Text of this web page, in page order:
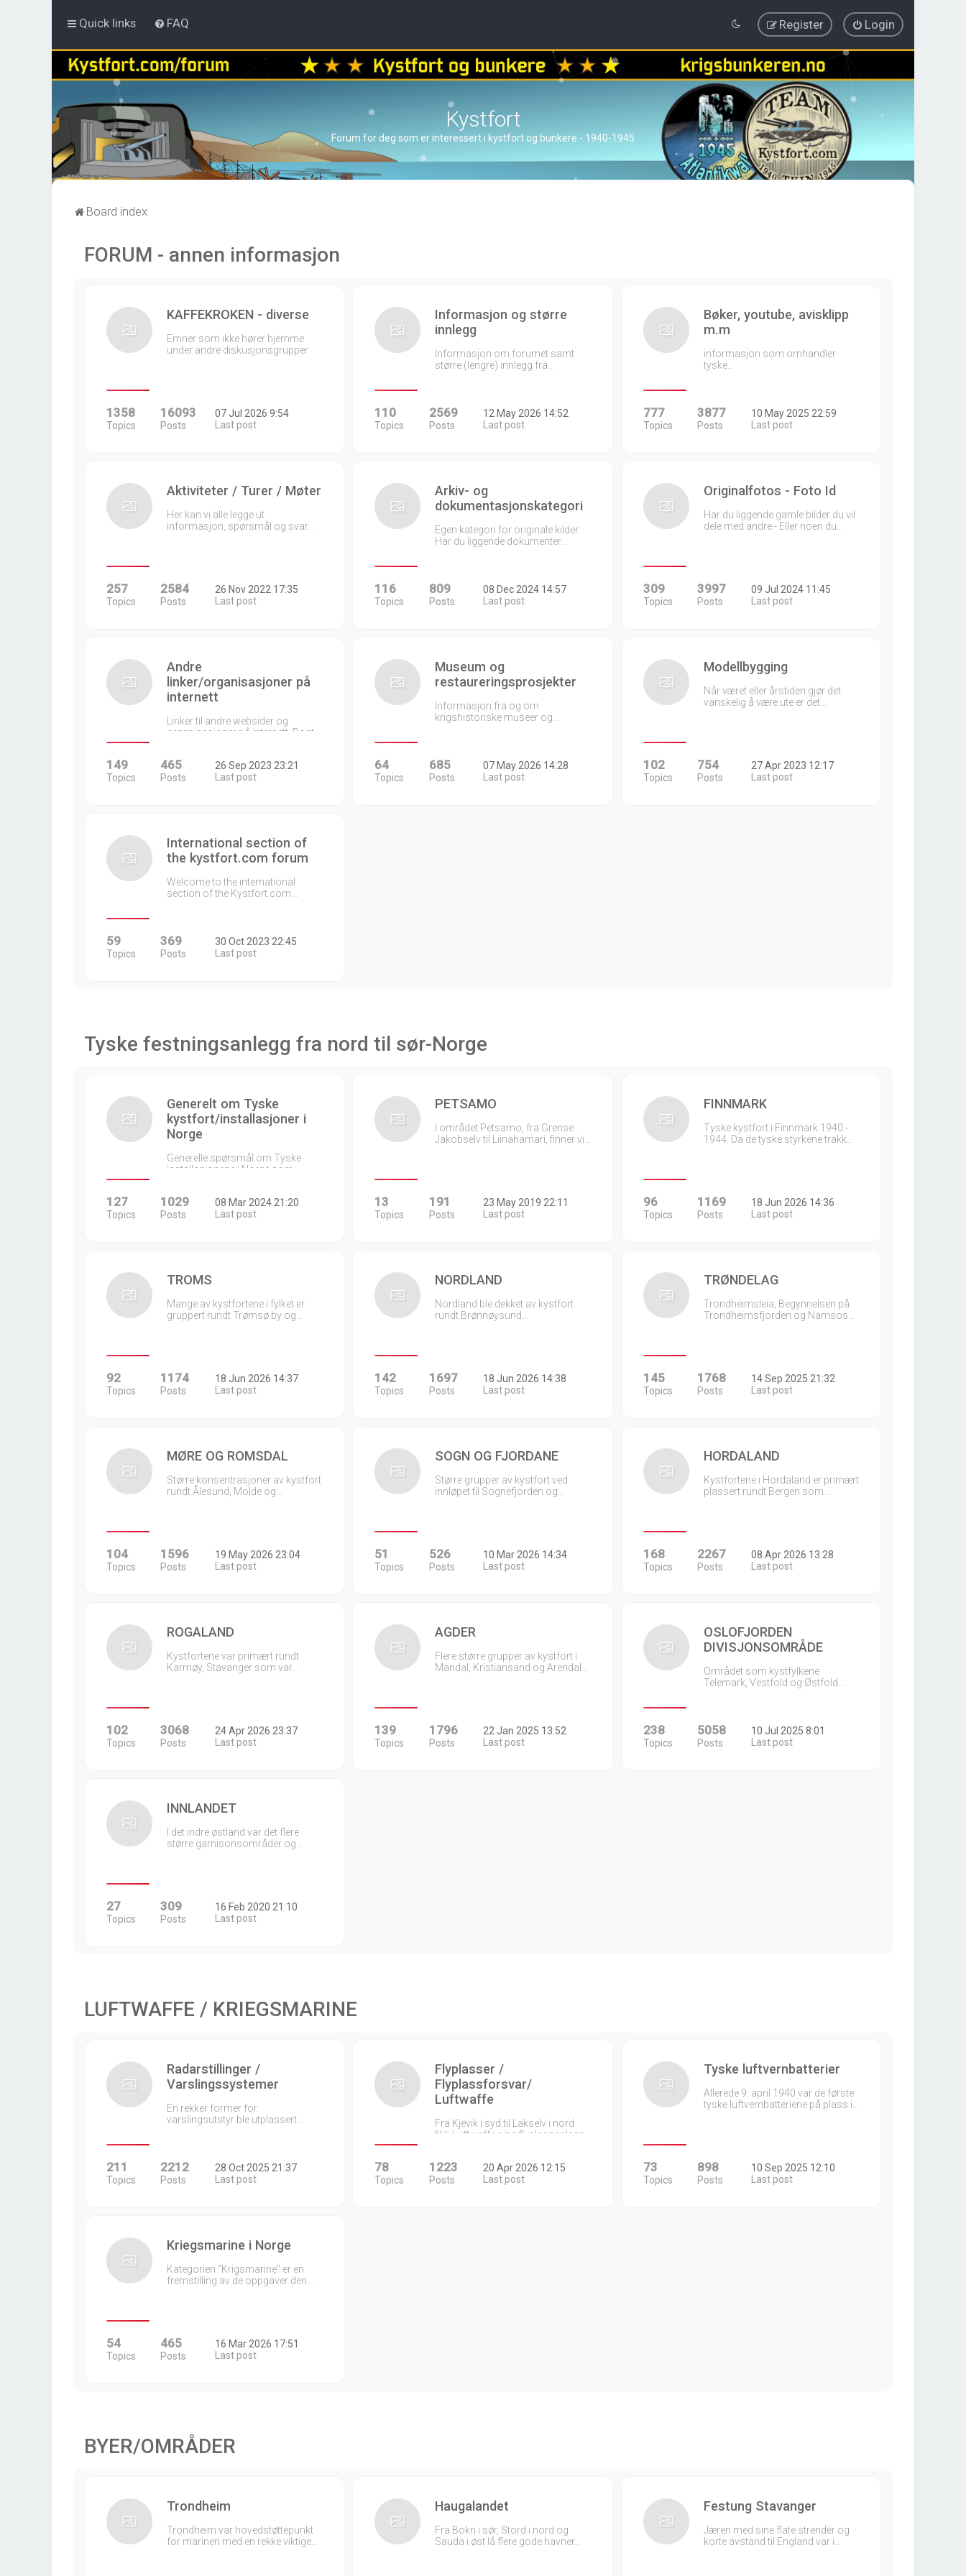
Quick links FAQ Login
Register
Kystfort
Forum for deg som er interessert i kystfort og bunkere - 1940-1945
Board index
FORUM - annen informasjon
KAFFEKROKEN - diverse
Emner som ikke hører hjemme
under andre diskusjonsgrupper
1358
Topics
16093
Posts
07 Jul 2026 9:54
Last post
Informasjon og større
innlegg
Informasjon om forumet samt
større (lengre) innlegg fra…
110
Topics
2569
Posts
12 May 2026 14:52
Last post
Bøker, youtube, avisklipp
m.m
informasjon som omhandler
tyske…
777
Topics
3877
Posts
10 May 2025 22:59
Last post
Aktiviteter / Turer / Møter
Her kan vi alle legge ut
informasjon, spørsmål og svar…
257
Topics
2584
Posts
26 Nov 2022 17:35
Last post
Arkiv- og
dokumentasjonskategori
Egen kategori for originale kilder.
Har du liggende dokumenter…
116
Topics
809
Posts
08 Dec 2024 14:57
Last post
Originalfotos - Foto Id
Har du liggende gamle bilder du vil
dele med andre - Eller noen du…
309
Topics
3997
Posts
09 Jul 2024 11:45
Last post
Andre
linker/organisasjoner på
internett
Linker til andre websider og
organisasjoner på internett. Post…
149
Topics
465
Posts
26 Sep 2023 23:21
Last post
Museum og
restaureringsprosjekter
Informasjon fra og om
krigshistoriske museer og…
64
Topics
685
Posts
07 May 2026 14:28
Last post
Modellbygging
Når været eller årstiden gjør det
vanskelig å være ute er det…
102
Topics
754
Posts
27 Apr 2023 12:17
Last post
International section of
the kystfort.com forum
Welcome to the international
section of the Kystfort.com…
59
Topics
369
Posts
30 Oct 2023 22:45
Last post
Tyske festningsanlegg fra nord til sør-Norge
Generelt om Tyske
kystfort/installasjoner i
Norge
Generelle spørsmål om Tyske
installasjonene i Norge som…
127
Topics
1029
Posts
08 Mar 2024 21:20
Last post
PETSAMO
I området Petsamo, fra Grense
Jakobselv til Liinahamari, finner vi…
13
Topics
191
Posts
23 May 2019 22:11
Last post
FINNMARK
Tyske kystfort i Finnmark 1940 -
1944. Da de tyske styrkene trakk…
96
Topics
1169
Posts
18 Jun 2026 14:36
Last post
TROMS
Mange av kystfortene i fylket er
gruppert rundt Trømsø by og…
92
Topics
1174
Posts
18 Jun 2026 14:37
Last post
NORDLAND
Nordland ble dekket av kystfort
rundt Brønnøysund…
142
Topics
1697
Posts
18 Jun 2026 14:38
Last post
TRØNDELAG
Trondheimsleia, Begynnelsen på
Trondheimsfjorden og Namsos…
145
Topics
1768
Posts
14 Sep 2025 21:32
Last post
MØRE OG ROMSDAL
Større konsentrasjoner av kystfort
rundt Ålesund, Molde og…
104
Topics
1596
Posts
19 May 2026 23:04
Last post
SOGN OG FJORDANE
Større grupper av kystfort ved
innløpet til Sognefjorden og…
51
Topics
526
Posts
10 Mar 2026 14:34
Last post
HORDALAND
Kystfortene i Hordaland er primært
plassert rundt Bergen som…
168
Topics
2267
Posts
08 Apr 2026 13:28
Last post
ROGALAND
Kystfortene var primært rundt
Karmøy, Stavanger som var…
102
Topics
3068
Posts
24 Apr 2026 23:37
Last post
AGDER
Flere større grupper av kystfort i
Mandal, Kristiansand og Arendal…
139
Topics
1796
Posts
22 Jan 2025 13:52
Last post
OSLOFJORDEN
DIVISJONSOMRÅDE
Området som kystfylkene
Telemark, Vestfold og Østfold…
238
Topics
5058
Posts
10 Jul 2025 8:01
Last post
INNLANDET
I det indre østland var det flere
større garnisonsområder og…
27
Topics
309
Posts
16 Feb 2020 21:10
Last post
LUFTWAFFE / KRIEGSMARINE
Radarstillinger /
Varslingssystemer
En rekker former for
varslingsutstyr ble utplassert…
211
Topics
2212
Posts
28 Oct 2025 21:37
Last post
Flyplasser /
Flyplassforsvar/
Luftwaffe
Fra Kjevik i syd til Lakselv i nord
fikk Luftwaffe sine flyplassanlegg…
78
Topics
1223
Posts
20 Apr 2026 12:15
Last post
Tyske luftvernbatterier
Allerede 9. april 1940 var de første
tyske luftvernbatteriene på plass i…
73
Topics
898
Posts
10 Sep 2025 12:10
Last post
Kriegsmarine i Norge
Kategorien "Krigsmarine" er en
fremstilling av de oppgaver den…
54
Topics
465
Posts
16 Mar 2026 17:51
Last post
BYER/OMRÅDER
Trondheim
Trondheim var hovedstøttepunkt
for marinen med en rekke viktige…
Haugalandet
Fra Bokn i sør, Stord i nord og
Sauda i øst lå flere gode havner…
Festung Stavanger
Jæren med sine flate strender og
korte avstand til England var i…